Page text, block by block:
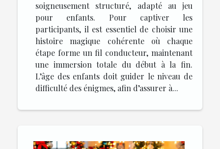
soigneusement structuré, adapté au jeu
pour enfants. Pour captiver les
participants, il est essentiel de choisir une
histoire magique cohérente où chaque
étape forme un fil conducteur, maintenant
une immersion totale du début à la fin.
L’âge des enfants doit guider le niveau de
difficulté des énigmes, afin d’assurer à...